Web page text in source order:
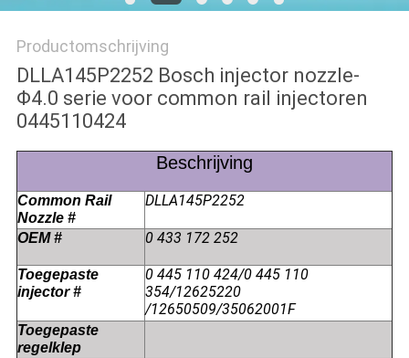
Productomschrijving
DLLA145P2252 Bosch injector nozzle-
Φ4.0 serie voor common rail injectoren
0445110424
Beschrijving
Common Rail
Nozzle #
DLLA145P2252
OEM # 0 433 172 252
Toegepaste
injector #
0 445 110 424/0 445 110
354/12625220
/12650509/35062001F
Toegepaste
regelklep